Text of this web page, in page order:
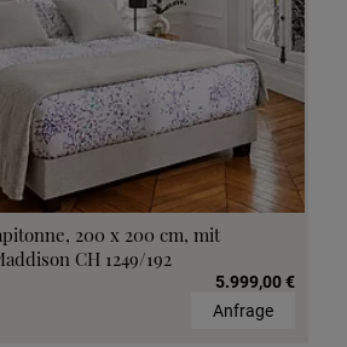
200 x 200 cm, mit
CH 1249/192
5.999,00 €
Anfrage